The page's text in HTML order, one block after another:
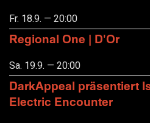
Fr. 18.9. — 20:00
Regional One | D'Or
Sa. 19.9. — 20:00
DarkAppeal präsentiert
Electric Encounter